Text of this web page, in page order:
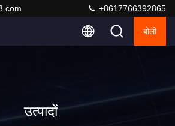
+8617766392865
बोली
उत्पादों